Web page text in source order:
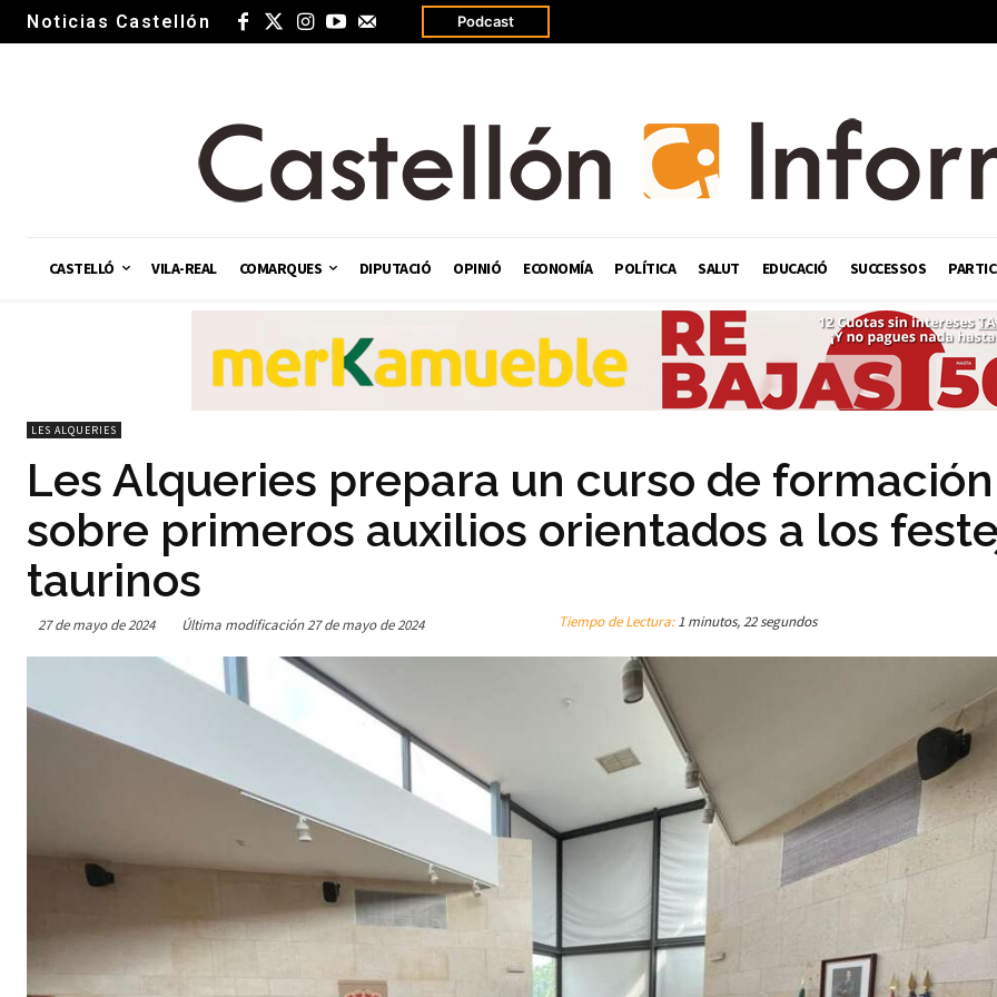
Noticias Castellón Podcast
CASTELLÓ VILA-REAL COMARQUES DIPUTACIÓ OPINIÓ ECONOMÍA POLÍTICA SALUT EDUCACIÓ SUCCESSOS
LES ALQUERIES
Les Alqueries prepara un curso de formación
sobre primeros auxilios orientados a los
taurinos
27 de mayo de 2024 Última modificación27 de mayo de 2024 Tiempo de Lectura:1 minutos, 22 segundos